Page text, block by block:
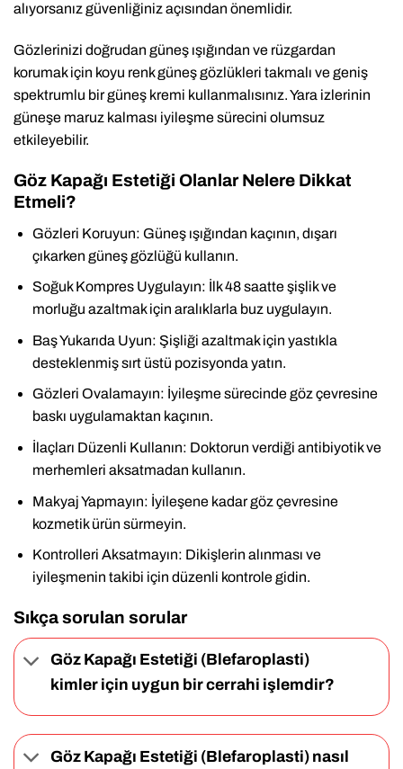
alıyorsanız güvenliğiniz açısından önemlidir.
Gözlerinizi doğrudan güneş ışığından ve rüzgardan
korumak için koyu renk güneş gözlükleri takmalı ve geniş
spektrumlu bir güneş kremi kullanmalısınız. Yara izlerinin
güneşe maruz kalması iyileşme sürecini olumsuz
etkileyebilir.
Göz Kapağı Estetiği Olanlar Nelere Dikkat
Etmeli?
Gözleri Koruyun: Güneş ışığından kaçının, dışarı
çıkarken güneş gözlüğü kullanın.
Soğuk Kompres Uygulayın: İlk 48 saatte şişlik ve
morluğu azaltmak için aralıklarla buz uygulayın.
Baş Yukarıda Uyun: Şişliği azaltmak için yastıkla
desteklenmiş sırt üstü pozisyonda yatın.
Gözleri Ovalamayın: İyileşme sürecinde göz çevresine
baskı uygulamaktan kaçının.
İlaçları Düzenli Kullanın: Doktorun verdiği antibiyotik ve
merhemleri aksatmadan kullanın.
Makyaj Yapmayın: İyileşene kadar göz çevresine
kozmetik ürün sürmeyin.
Kontrolleri Aksatmayın: Dikişlerin alınması ve
iyileşmenin takibi için düzenli kontrole gidin.
Sıkça sorulan sorular
Göz Kapağı Estetiği (Blefaroplasti)
kimler için uygun bir cerrahi işlemdir?
Göz Kapağı Estetiği (Blefaroplasti) nasıl